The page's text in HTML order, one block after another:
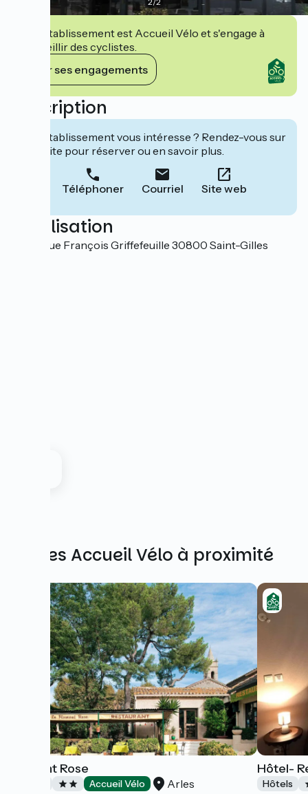
Cet établissement est Accueil Vélo et s'engage à
accueillir des cyclistes.
Voir ses engagements
Description
Cet établissement vous intéresse ? Rendez-vous sur
leur site pour réserver ou en savoir plus.
Téléphoner Courriel Site web
Localisation
10 avenue François Griffefeuille 30800 Saint-Gilles
Autres Accueil Vélo à proximité
Flamant Rose
Accueil Vélo Arles
Hôtel-
Hôtels